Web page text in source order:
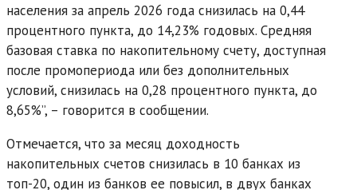
населения за апрель 2026 года снизилась на 0,44
процентного пункта, до 14,23% годовых. Средняя
базовая ставка по накопительному счету, доступная
после промопериода или без дополнительных
условий, снизилась на 0,28 процентного пункта, до
8,65%”, – говорится в сообщении.
Отмечается, что за месяц доходность
накопительных счетов снизилась в 10 банках из
топ-20, один из банков ее повысил, в двух банках